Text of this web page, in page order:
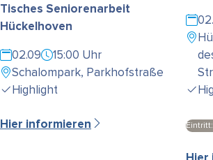
Tisches Seniorenarbeit
Hückelhoven
02.09
15:00 Uhr
Schalompark, Parkhofstraße
Highlight
Hier informieren